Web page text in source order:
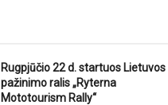
Rugpjūčio 22 d. startuos Lietuvos
pažinimo ralis „Ryterna
Mototourism Rally“